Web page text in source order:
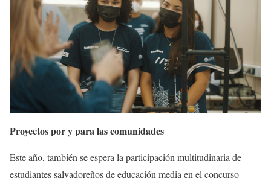
Proyectos por y para las comunidades
Este año, también se espera la participación multitudinaria de
estudiantes salvadoreños de educación media en el concurso